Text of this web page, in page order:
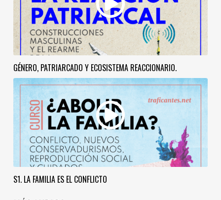
GÉNERO, PATRIARCADO Y ECOSISTEMA REACCIONARIO.
S1. LA FAMILIA ES EL CONFLICTO